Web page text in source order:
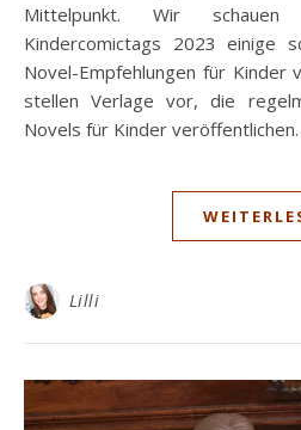
Mittelpunkt. Wir
Kindercomictags 2023 einige
Novel-Empfehlungen für Kinder
stellen Verlage vor, die
Novels für Kinder veröffentlichen.
Lilli